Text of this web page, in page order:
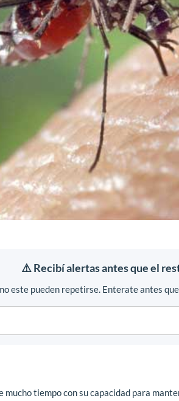
⚠️ Recibí alertas antes que el
este pueden repetirse. Enterate antes
tiempo con su capacidad para